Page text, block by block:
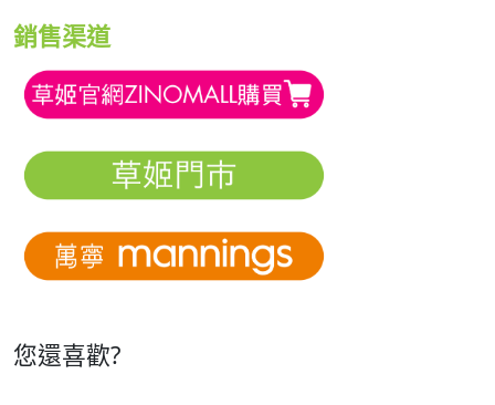
銷售渠道
您還喜歡?